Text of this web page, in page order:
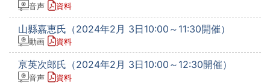
音声 資料
山縣嘉恵氏（2024年2月 3日10:00～11:30開催）
動画 資料
亰英次郎氏（2024年2月 3日10:00～12:30開催）
音声 資料